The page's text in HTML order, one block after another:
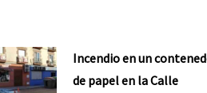
Incendio en un
de papel en la Calle